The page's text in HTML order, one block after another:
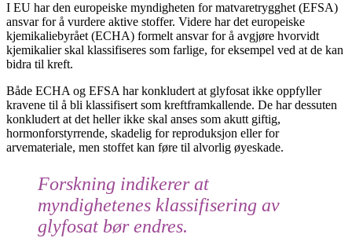
I EU har den europeiske myndigheten for matvaretrygghet (EFSA)
ansvar for å vurdere aktive stoffer. Videre har det europeiske
kjemikaliebyrået (ECHA) formelt ansvar for å avgjøre hvorvidt
kjemikalier skal klassifiseres som farlige, for eksempel ved at de kan
bidra til kreft.
Både ECHA og EFSA har konkludert at glyfosat ikke oppfyller
kravene til å bli klassifisert som kreftframkallende. De har dessuten
konkludert at det heller ikke skal anses som akutt giftig,
hormonforstyrrende, skadelig for reproduksjon eller for
arvemateriale, men stoffet kan føre til alvorlig øyeskade.
Forskning indikerer at
myndighetenes klassifisering av
glyfosat bør endres.